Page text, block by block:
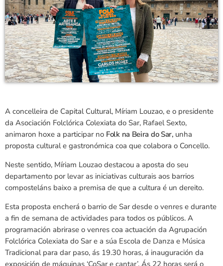
A concelleira de Capital Cultural, Míriam Louzao, e o presidente
da Asociación Folclórica Colexiata do Sar, Rafael Sexto,
animaron hoxe a participar no Folk na Beira do Sar, unha
proposta cultural e gastronómica coa que colabora o Concello.
Neste sentido, Míriam Louzao destacou a aposta do seu
departamento por levar as iniciativas culturais aos barrios
composteláns baixo a premisa de que a cultura é un dereito.
Esta proposta encherá o barrio de Sar desde o venres e durante
a fin de semana de actividades para todos os públicos. A
programación abrirase o venres coa actuación da Agrupación
Folclórica Colexiata do Sar e a súa Escola de Danza e Música
Tradicional para dar paso, ás 19.30 horas, á inauguración da